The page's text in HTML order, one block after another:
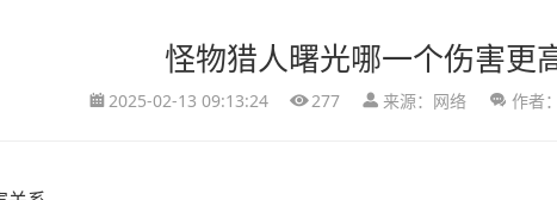
怪物猎人曙光哪一个伤害更
2025-02-13 09:13:24 277 来源：网络 作者